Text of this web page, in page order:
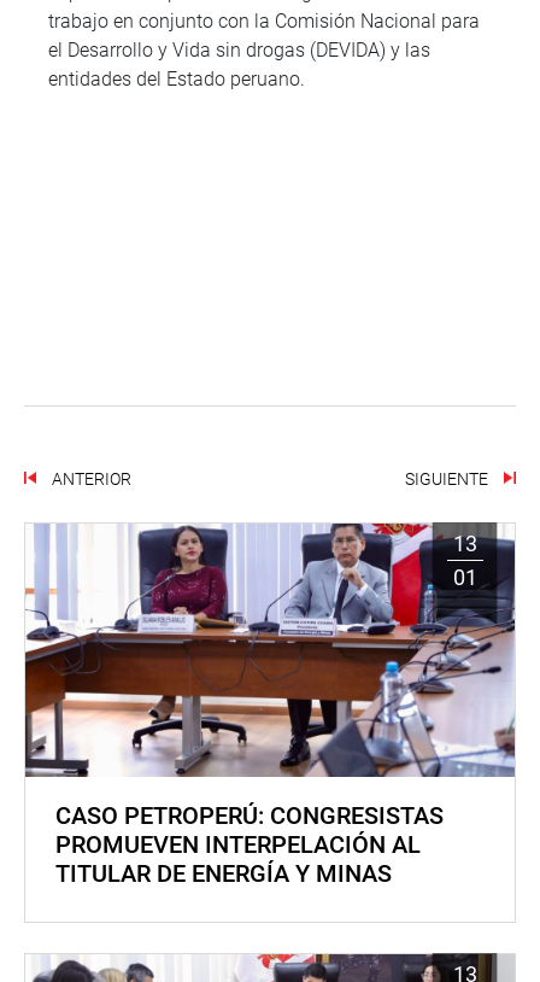
trabajo en conjunto con la Comisión Nacional para
el Desarrollo y Vida sin drogas (DEVIDA) y las
entidades del Estado peruano.
ANTERIOR SIGUIENTE
13
01
CASO PETROPERÚ: CONGRESISTAS
PROMUEVEN INTERPELACIÓN AL
TITULAR DE ENERGÍA Y MINAS
13